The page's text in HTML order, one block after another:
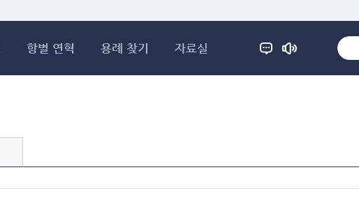
항별 연혁 용례 찾기 자료실